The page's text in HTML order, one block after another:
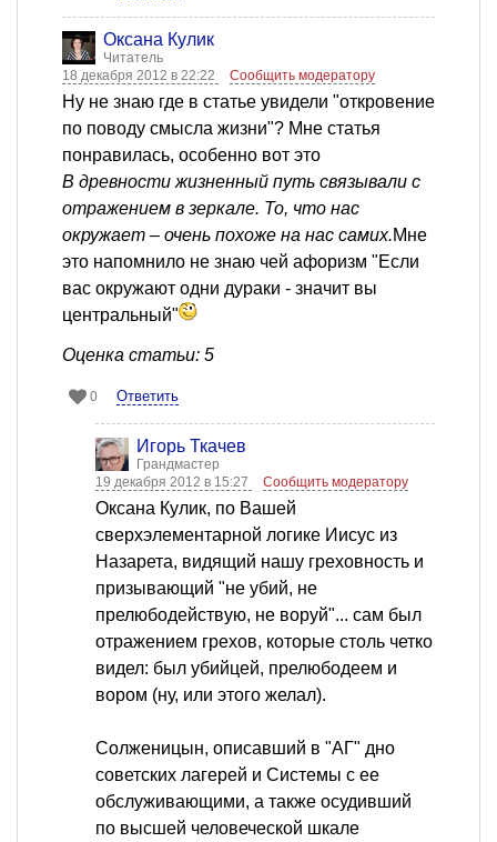
Оксана Кулик
Читатель
18 декабря 2012 в 22:22
Сообщить модератору
Ну не знаю где в статье увидели "откровение
по поводу смысла жизни"? Мне статья
понравилась, особенно вот это
В древности жизненный путь связывали с
отражением в зеркале. То, что нас
окружает – очень похоже на нас самих.Мне
это напомнило не знаю чей афоризм "Если
вас окружают одни дураки - значит вы
центральный"
Оценка статьи: 5
0 Ответить
Игорь Ткачев
Грандмастер
19 декабря 2012 в 15:27
Сообщить модератору
Оксана Кулик, по Вашей
сверхэлементарной логике Иисус из
Назарета, видящий нашу греховность и
призывающий "не убий, не
прелюбодействую, не воруй"... сам был
отражением грехов, которые столь четко
видел: был убийцей, прелюбодеем и
вором (ну, или этого желал).
Солженицын, описавший в "АГ" дно
советских лагерей и Системы с ее
обслуживающими, а также осудивший
по высшей человеческой шкале